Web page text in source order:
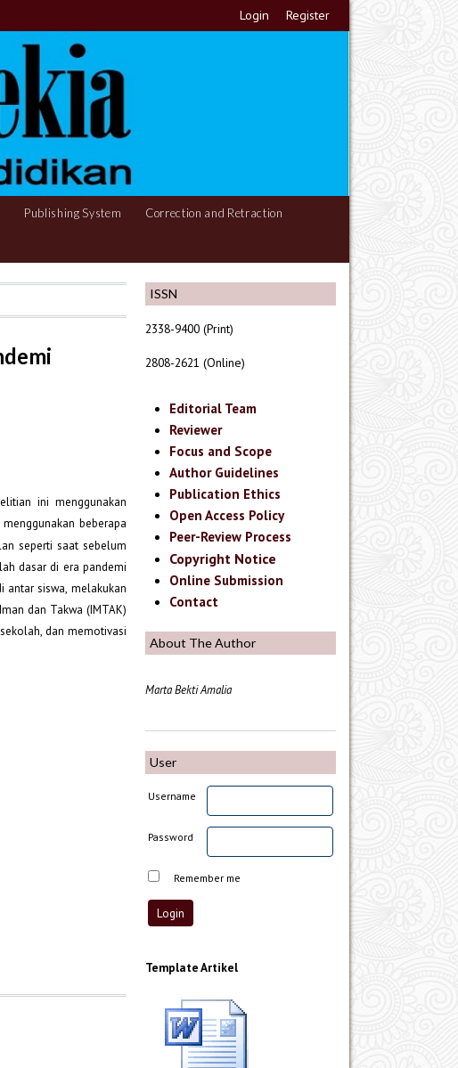
Login Register
Publishing System Correction and Retraction
ISSN
2338-9400 (Print)
2808-2621 (Online)
Editorial Team
Reviewer
Focus and Scope
Author Guidelines
Publication Ethics
Open Access Policy
Peer-Review Process
Copyright Notice
Online Submission
Contact
About The Author
Marta Bekti Amalia
User
Username
Password
Remember me
Template Artikel
ini menggunakan
beberapa
seperti saat sebelum
dasar di era pandemi
antar siswa, melakukan
dan Takwa (IMTAK)
dan memotivasi